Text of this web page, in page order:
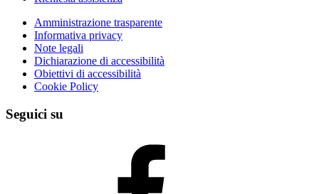
Amministrazione trasparente
Informativa privacy
Note legali
Dichiarazione di accessibilità
Obiettivi di accessibilità
Cookie Policy
Seguici su